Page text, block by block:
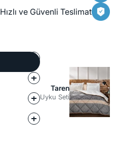
Hızlı ve Güvenli Teslimat
Taren
Uyku Seti